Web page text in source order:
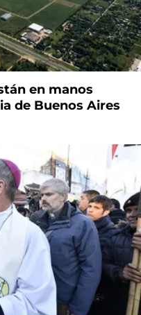
en manos
de Buenos Aires